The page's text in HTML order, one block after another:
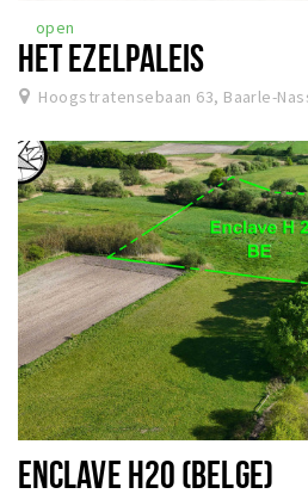
open
HET EZELPALEIS
Hoogstratensebaan 63, Baarle-
ENCLAVE H20 (BELGE)